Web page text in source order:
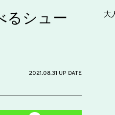
るシュー
2021.08.31 UP DATE
大